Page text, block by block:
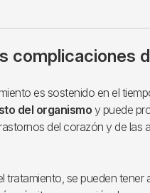
complicaciones
es sostenido en el
del organismoy puede
del corazón y de las
tratamiento, se pueden